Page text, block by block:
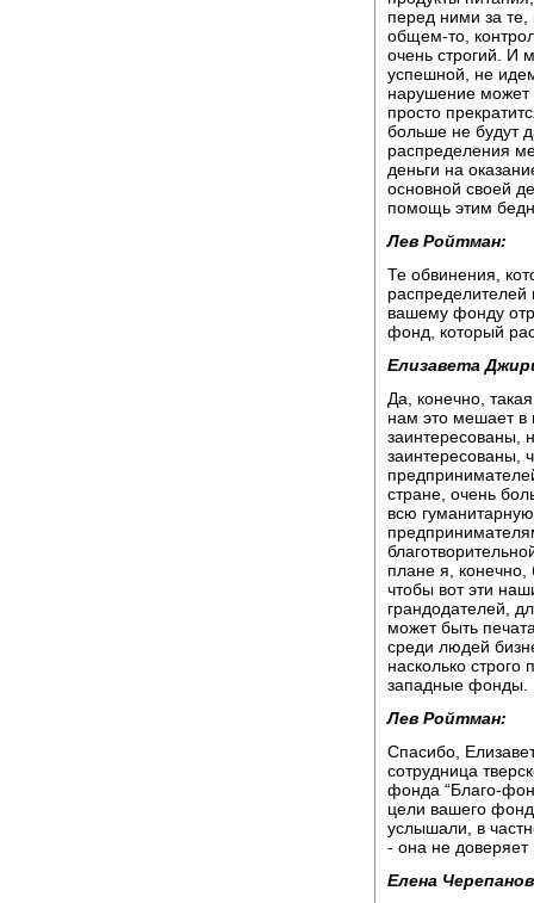
перед ними за
общем-то,
очень строгий. И
успешной, не
нарушение может
просто
больше не будут
распределения
деньги на
основной своей
помощь этим
Лев Ройтман:
Те обвинения,
вашему фонду
фонд, который
Елизавета
Да, конечно,
нам это мешает в
заинтересованы,
заинтересованы,
стране, очень
всю
плане я,
чтобы вот эти
грандодателей,
может быть
среди людей
насколько
западные фонды.
Лев Ройтман:
Спасибо,
сотрудница
фонда “Благо-
цели вашего
услышали, в
- она не доверяет
Елена